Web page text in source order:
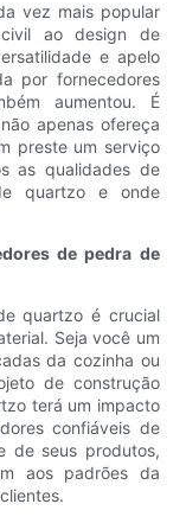
vez mais popular
ao design de
e apelo
por fornecedores
aumentou. É
apenas ofereça
preste um serviço
as qualidades de
quartzo e onde
de pedra de
quartzo é crucial
Seja você um
da cozinha ou
de construção
terá um impacto
confiáveis ​​de
de seus produtos,
aos padrões da